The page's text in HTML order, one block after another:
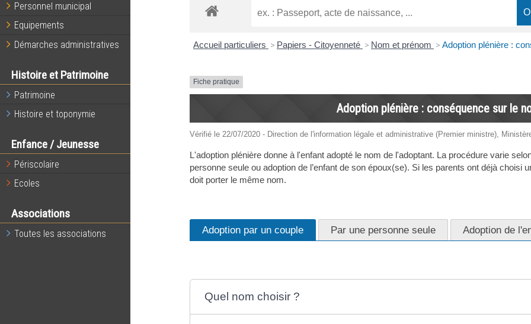
Personnel municipal
Equipements
Démarches administratives
Histoire et Patrimoine
Patrimoine
Histoire et toponymie
Enfance / Jeunesse
Périscolaire
Ecoles
Associations
Toutes les associations
Accueil particuliers > Papiers - Citoyenneté > Nom et prénom > Adoption plénière :
Fiche pratique
Adoption plénière : conséquence sur le
Vérifié le 22/07/2020 - Direction de l'information légale et administrative (Premier ministre),
L'adoption plénière donne à l'enfant adopté le nom de l'adoptant. La procédure varie
personne seule ou adoption de l’enfant de son époux(se). Si les parents ont déjà choisi
doit porter le même nom.
Adoption par un couple Par une personne seule Adoption de
Quel nom choisir ?